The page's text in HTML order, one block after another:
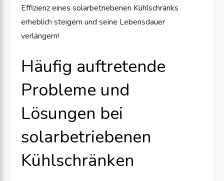
Effizienz eines solarbetriebenen Kühlschranks
erheblich steigern und seine Lebensdauer
verlängern!
Häufig auftretende
Probleme und
Lösungen bei
solarbetriebenen
Kühlschränken